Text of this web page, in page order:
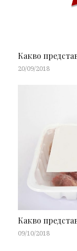
Какво
20/09/2018
Какво
09/10/2018